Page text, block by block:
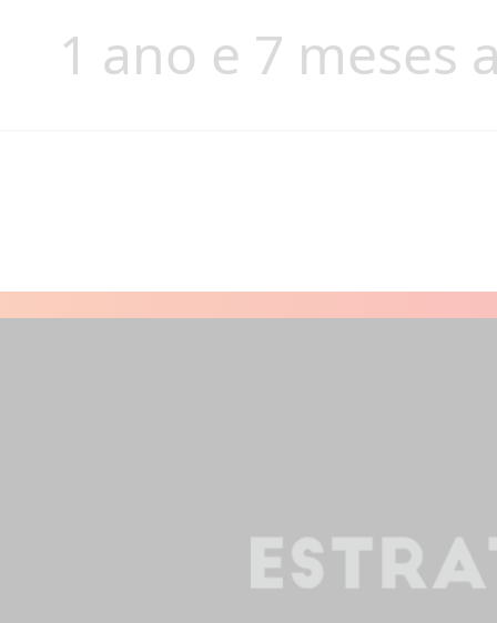
1 ano e 7 meses